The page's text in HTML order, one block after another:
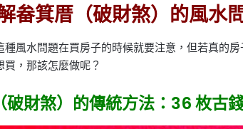
畚箕厝（破財煞）的風水
種風水問題在買房子的時候就要注意，但若真的
，那該怎麼做呢？
破財煞）的傳統方法：36 枚古